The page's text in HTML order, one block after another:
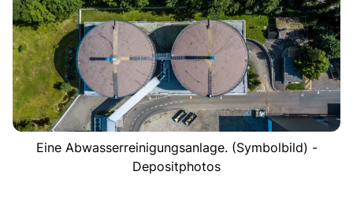
Eine Abwasserreinigungsanlage. (Symbolbild) -
Depositphotos